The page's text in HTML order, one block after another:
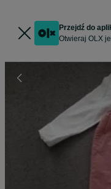
Przejdź do
Otwieraj OLX